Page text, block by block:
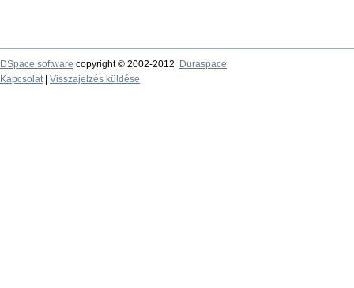
DSpace software copyright © 2002-2012
Duraspace
Kapcsolat| Visszajelzés küldése